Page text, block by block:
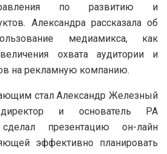
по развитию и
Александра рассказала об
медиамикса, как
охвата аудитории и
на рекламную компанию.
стал Александр Железный
и основатель РА
презентацию он-лайн
эффективно планировать